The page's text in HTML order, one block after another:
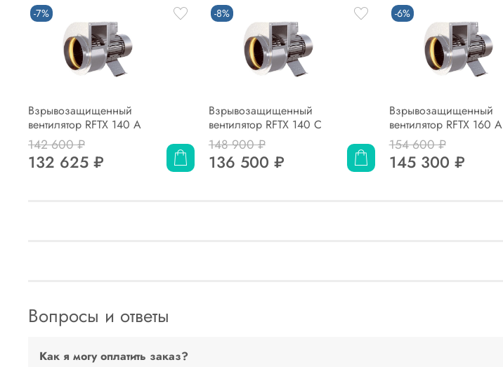
-7%
Взрывозащищенный
вентилятор RFTX 140 A
142 600 ₽
132 625 ₽
-8%
Взрывозащищенный
вентилятор RFTX 140 C
148 900 ₽
136 500 ₽
-6%
Взрывозащищенный
вентилятор RFTX 160 A
154 600 ₽
145 300 ₽
Вопросы и ответы
Как я могу оплатить заказ?